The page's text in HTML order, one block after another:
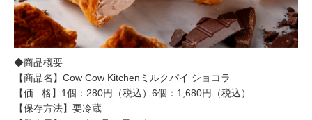
◆商品概要
【商品名】Cow Cow Kitchenミルクパイ ショコラ
【価 格】1個：280円（税込）6個：1,680円（税込）
【保存方法】要冷蔵